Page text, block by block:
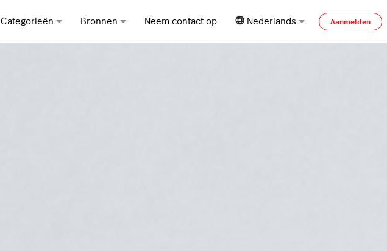
Categorieën Bronnen Neem contact op Nederlands Aanmelden